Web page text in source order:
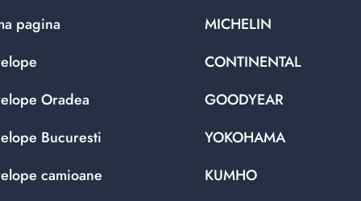
pagina
Oradea
Bucuresti
camioane
MICHELIN
CONTINENTAL
GOODYEAR
YOKOHAMA
KUMHO